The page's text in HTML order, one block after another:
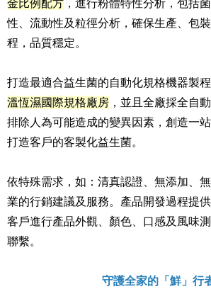
金比例配方 ，進行粉體特性分析，包括
性、流動性及粒徑分析，確保生產、包
程，品質穩定。
打造最適合益生菌的自動化規格機器製
溫恆濕國際規格廠房 ，並且全廠採全自
排除人為可能造成的變異因素，創造一
打造客戶的客製化益生菌。
依特殊需求，如：清真認證、無添加、
業的行銷建議及服務。產品開發過程提
客戶進行產品外觀、顏色、口感及風味
聯繫。
守護全家的「鮮」行